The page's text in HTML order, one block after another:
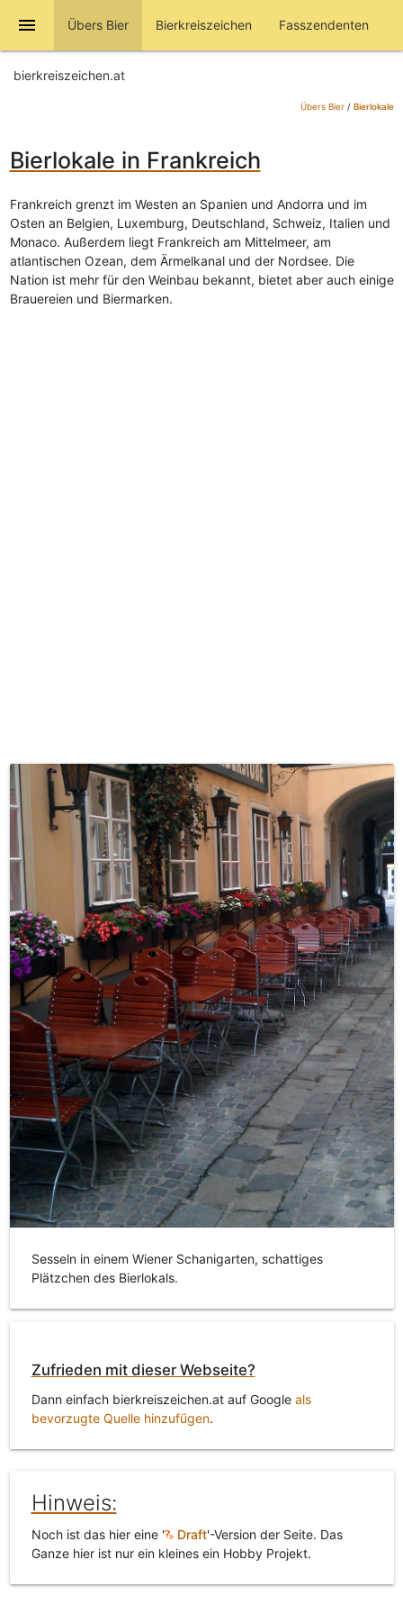
menu Übers Bier Bierkreiszeichen Fasszendenten
bierkreiszeichen.at
Übers Bier/ Bierlokale
Bierlokale in Frankreich
Frankreich grenzt im Westen an Spanien und Andorra und im
Osten an Belgien, Luxemburg, Deutschland, Schweiz, Italien und
Monaco. Außerdem liegt Frankreich am Mittelmeer, am
atlantischen Ozean, dem Ärmelkanal und der Nordsee. Die
Nation ist mehr für den Weinbau bekannt, bietet aber auch einige
Brauereien und Biermarken.
Sesseln in einem Wiener Schanigarten, schattiges
Plätzchen des Bierlokals.
Zufrieden mit dieser Webseite?
Dann einfach bierkreiszeichen.at auf Google als
bevorzugte Quelle hinzufügen.
Hinweis:
Noch ist das hier eine ' Draft'-Version der Seite. Das
Ganze hier ist nur ein kleines ein Hobby Projekt.